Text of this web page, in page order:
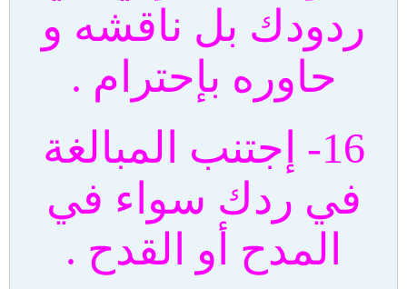
ردودك بل ناقشه و
حاوره بإحترام .
16- إجتنب المبالغة
في ردك سواء في
المدح أو القدح .